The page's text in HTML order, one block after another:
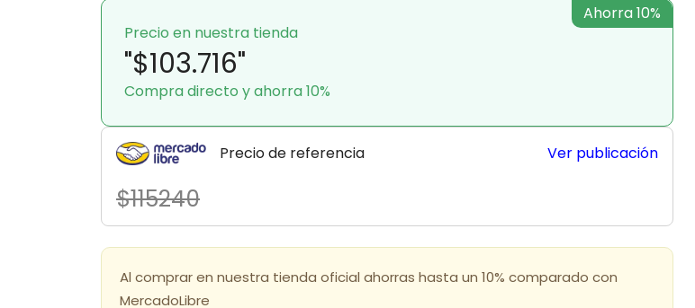
Precio en nuestra tienda
"$103.716"
Compra directo y ahorra 10%
Ahorra 10%
Precio de referencia
$115240
Ver publicación
Al comprar en nuestra tienda oficial ahorras hasta un 10% comparado con
MercadoLibre